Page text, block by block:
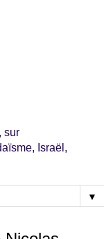
sur
Israël,
▼